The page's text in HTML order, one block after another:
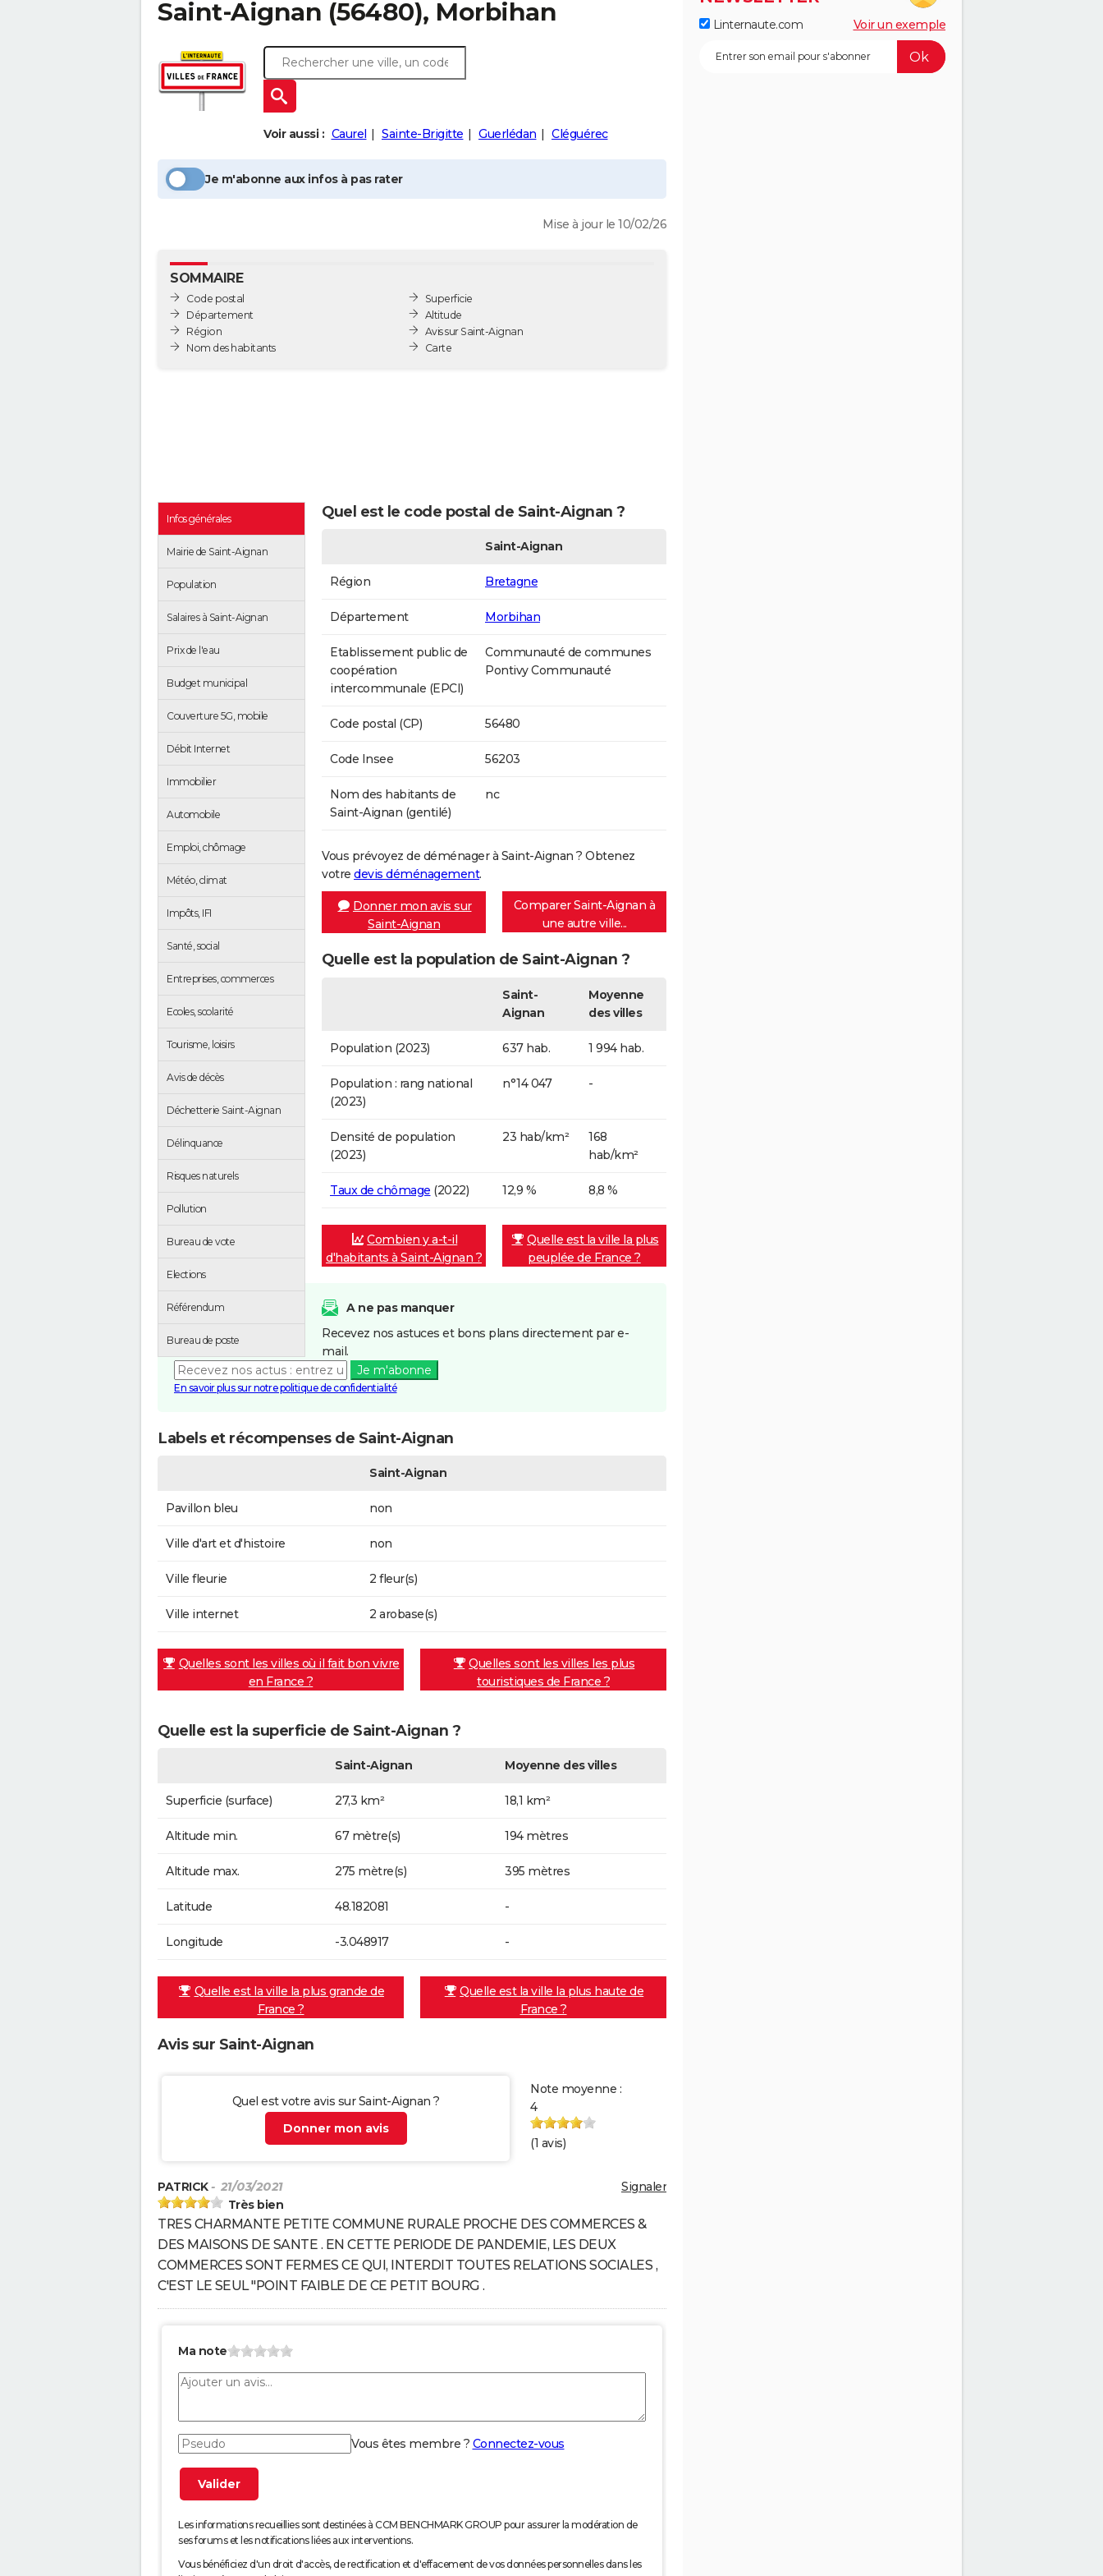
Saint-Aignan (56480), Morbihan
Voir aussi : Caurel Sainte-Brigitte Guerlédan Cléguérec
Je m'abonne aux infos à pas rater
Mise à jour le 10/02/26
SOMMAIRE
Code postal
Département
Région
Nom des habitants
Superficie
Altitude
Avis sur Saint-Aignan
Carte
Infos générales
Mairie de Saint-Aignan
Population
Salaires à Saint-Aignan
Prix de l'eau
Budget municipal
Couverture 5G, mobile
Débit Internet
Immobilier
Automobile
Emploi, chômage
Météo, climat
Impôts, IFI
Santé, social
Entreprises, commerces
Ecoles, scolarité
Tourisme, loisirs
Avis de décès
Déchetterie Saint-Aignan
Délinquance
Risques naturels
Pollution
Bureau de vote
Elections
Référendum
Bureau de poste
Quel est le code postal de Saint-Aignan ?
Saint-Aignan
Région Bretagne
Département Morbihan
Etablissement public de
coopération
intercommunale (EPCI)
Communauté de communes
Pontivy Communauté
Code postal (CP) 56480
Code Insee 56203
Nom des habitants de
Saint-Aignan (gentilé)
nc
Vous prévoyez de déménager à Saint-Aignan ? Obtenez
votre devis déménagement.
Donner mon avis sur
Saint-Aignan
Comparer Saint-Aignan à
une autre ville...
Quelle est la population de Saint-Aignan ?
Saint-
Aignan
Moyenne
des villes
Population (2023) 637 hab. 1 994 hab.
Population : rang national
(2023)
n°14 047 -
Densité de population
(2023)
23 hab/km²
168
hab/km²
Taux de chômage (2022) 12,9 % 8,8 %
Combien y a-t-il
d'habitants à Saint-Aignan ?
Quelle est la ville la plus
peuplée de France ?
A ne pas manquer
Recevez nos astuces et bons plans directement par e-
mail.
Je m'abonne
En savoir plus sur notre politique de confidentialité
Labels et récompenses de Saint-Aignan
Saint-Aignan
Pavillon bleu non
Ville d'art et d'histoire non
Ville fleurie 2 fleur(s)
Ville internet 2 arobase(s)
Quelles sont les villes où il fait bon vivre
en France ?
Quelles sont les villes les plus
touristiques de France ?
Quelle est la superficie de Saint-Aignan ?
Saint-Aignan Moyenne des villes
Superficie (surface) 27,3 km² 18,1 km²
Altitude min. 67 mètre(s) 194 mètres
Altitude max. 275 mètre(s) 395 mètres
Latitude 48.182081 -
Longitude -3.048917 -
Quelle est la ville la plus grande de
France ?
Quelle est la ville la plus haute de
France ?
Avis sur Saint-Aignan
Quel est votre avis sur Saint-Aignan ?
Donner mon avis
Note moyenne :
4
(1 avis)
Signaler
PATRICK- 21/03/2021
Très bien
TRES CHARMANTE PETITE COMMUNE RURALE PROCHE DES COMMERCES &
DES MAISONS DE SANTE . EN CETTE PERIODE DE PANDEMIE, LES DEUX
COMMERCES SONT FERMES CE QUI, INTERDIT TOUTES RELATIONS SOCIALES ,
C'EST LE SEUL "POINT FAIBLE DE CE PETIT BOURG .
Ma note
Vous êtes membre ? Connectez-vous
Les informations recueillies sont destinées à CCM BENCHMARK GROUP pour assurer la modération de
ses forums et les notifications liées aux interventions.
Vous bénéficiez d'un droit d'accès, de rectification et d'effacement de vos données personnelles dans les
Linternaute.com Voir un exemple